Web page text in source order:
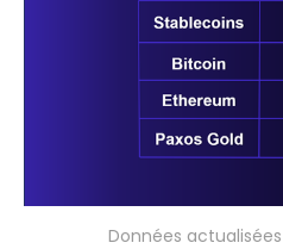
Données